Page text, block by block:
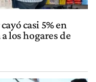
casi 5% en
los hogares de